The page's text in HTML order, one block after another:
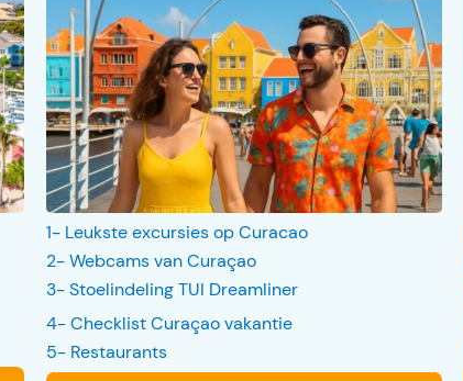
1- Leukste excursies op Curacao
2- Webcams van Curaçao
3- Stoelindeling TUI Dreamliner
4- Checklist Curaçao vakantie
5- Restaurants